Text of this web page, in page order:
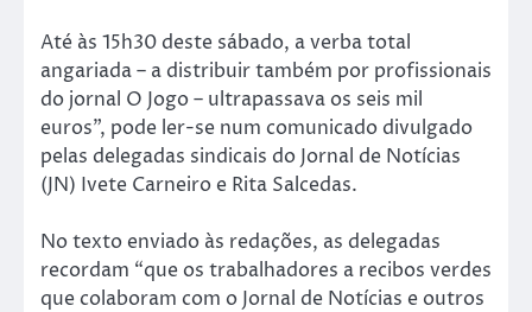
Até às 15h30 deste sábado, a verba total
angariada – a distribuir também por profissionais
do jornal O Jogo – ultrapassava os seis mil
euros”, pode ler-se num comunicado divulgado
pelas delegadas sindicais do Jornal de Notícias
(JN) Ivete Carneiro e Rita Salcedas.
No texto enviado às redações, as delegadas
recordam “que os trabalhadores a recibos verdes
que colaboram com o Jornal de Notícias e outros